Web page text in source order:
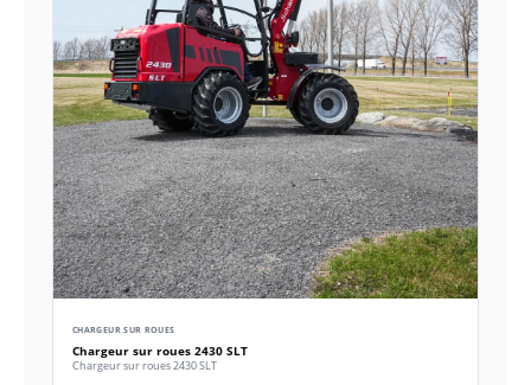
CHARGEUR SUR ROUES
Chargeur sur roues 2430 SLT
Chargeur sur roues 2430 SLT